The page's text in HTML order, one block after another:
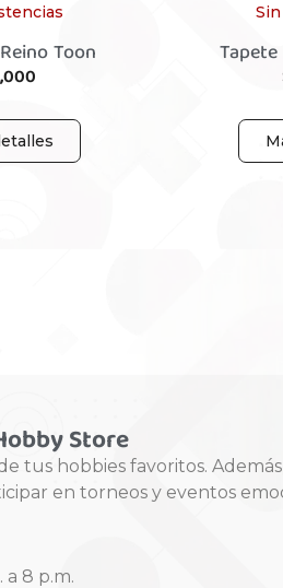
Toon
Store
tus hobbies favoritos.
en torneos y eventos
a 8 p.m.